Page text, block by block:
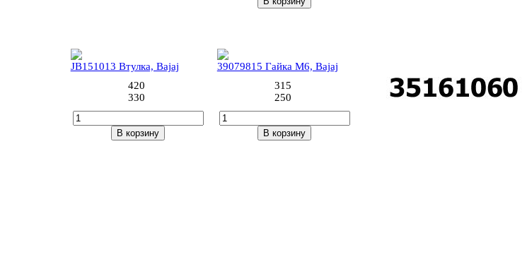
JB151013 Втулка, Bajaj
420
330
В корзину
39079815 Гайка M6, Bajaj
315
250
В корзину